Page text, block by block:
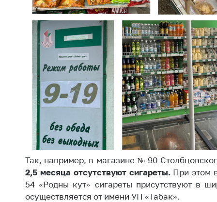
Выставочная
деятельность в
Республике
Беларусь
Защита
персональных
данных
Новости
Так, например, в магазине № 90
2,5 месяца отсутствуют сигареты.При этом
54 «Родны кут» сигареты присутствуют в
осуществляется от имени УП «Табак».